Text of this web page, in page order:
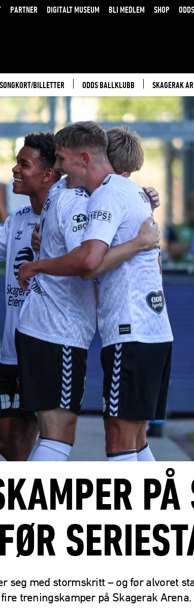
PARTNER DIGITALT MUSEUM BLI MEDLEM SHOP
BILLETTER ODDS BALLKLUBB SKAGERAK
seg med stormskritt – og før alvoret
treningskamper på Skagerak Arena.